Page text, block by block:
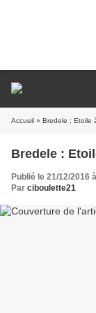
Accueil » Bredele : Etoile
Bredele :
Publié le 21/12/2016
Par ciboulette21